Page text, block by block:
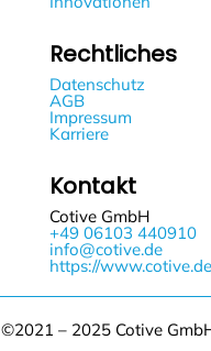
Rechtliches
Datenschutz
AGB
Impressum
Karriere
Kontakt
Cotive GmbH
+49 06103 440910
info@cotive.de
https://
©2021 – 2025 Cotive